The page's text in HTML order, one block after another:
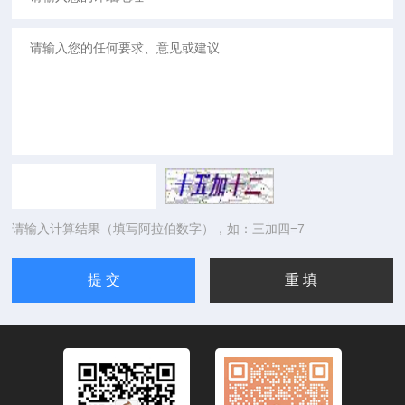
请输入计算结果（填写阿拉伯数字），如：三加四=7